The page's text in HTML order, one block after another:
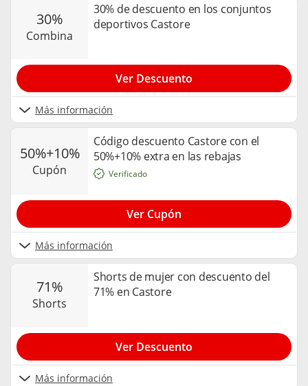
30%
combina
30% de descuento en los conjuntos
deportivos Castore
Más información
Ver Descuento
50%+10%
cupón
Código descuento Castore con el
50%+10% extra en las rebajas
Más información
Verificado
Ver Cupón
71%
shorts
Shorts de mujer con descuento del
71% en Castore
Más información
Ver Descuento